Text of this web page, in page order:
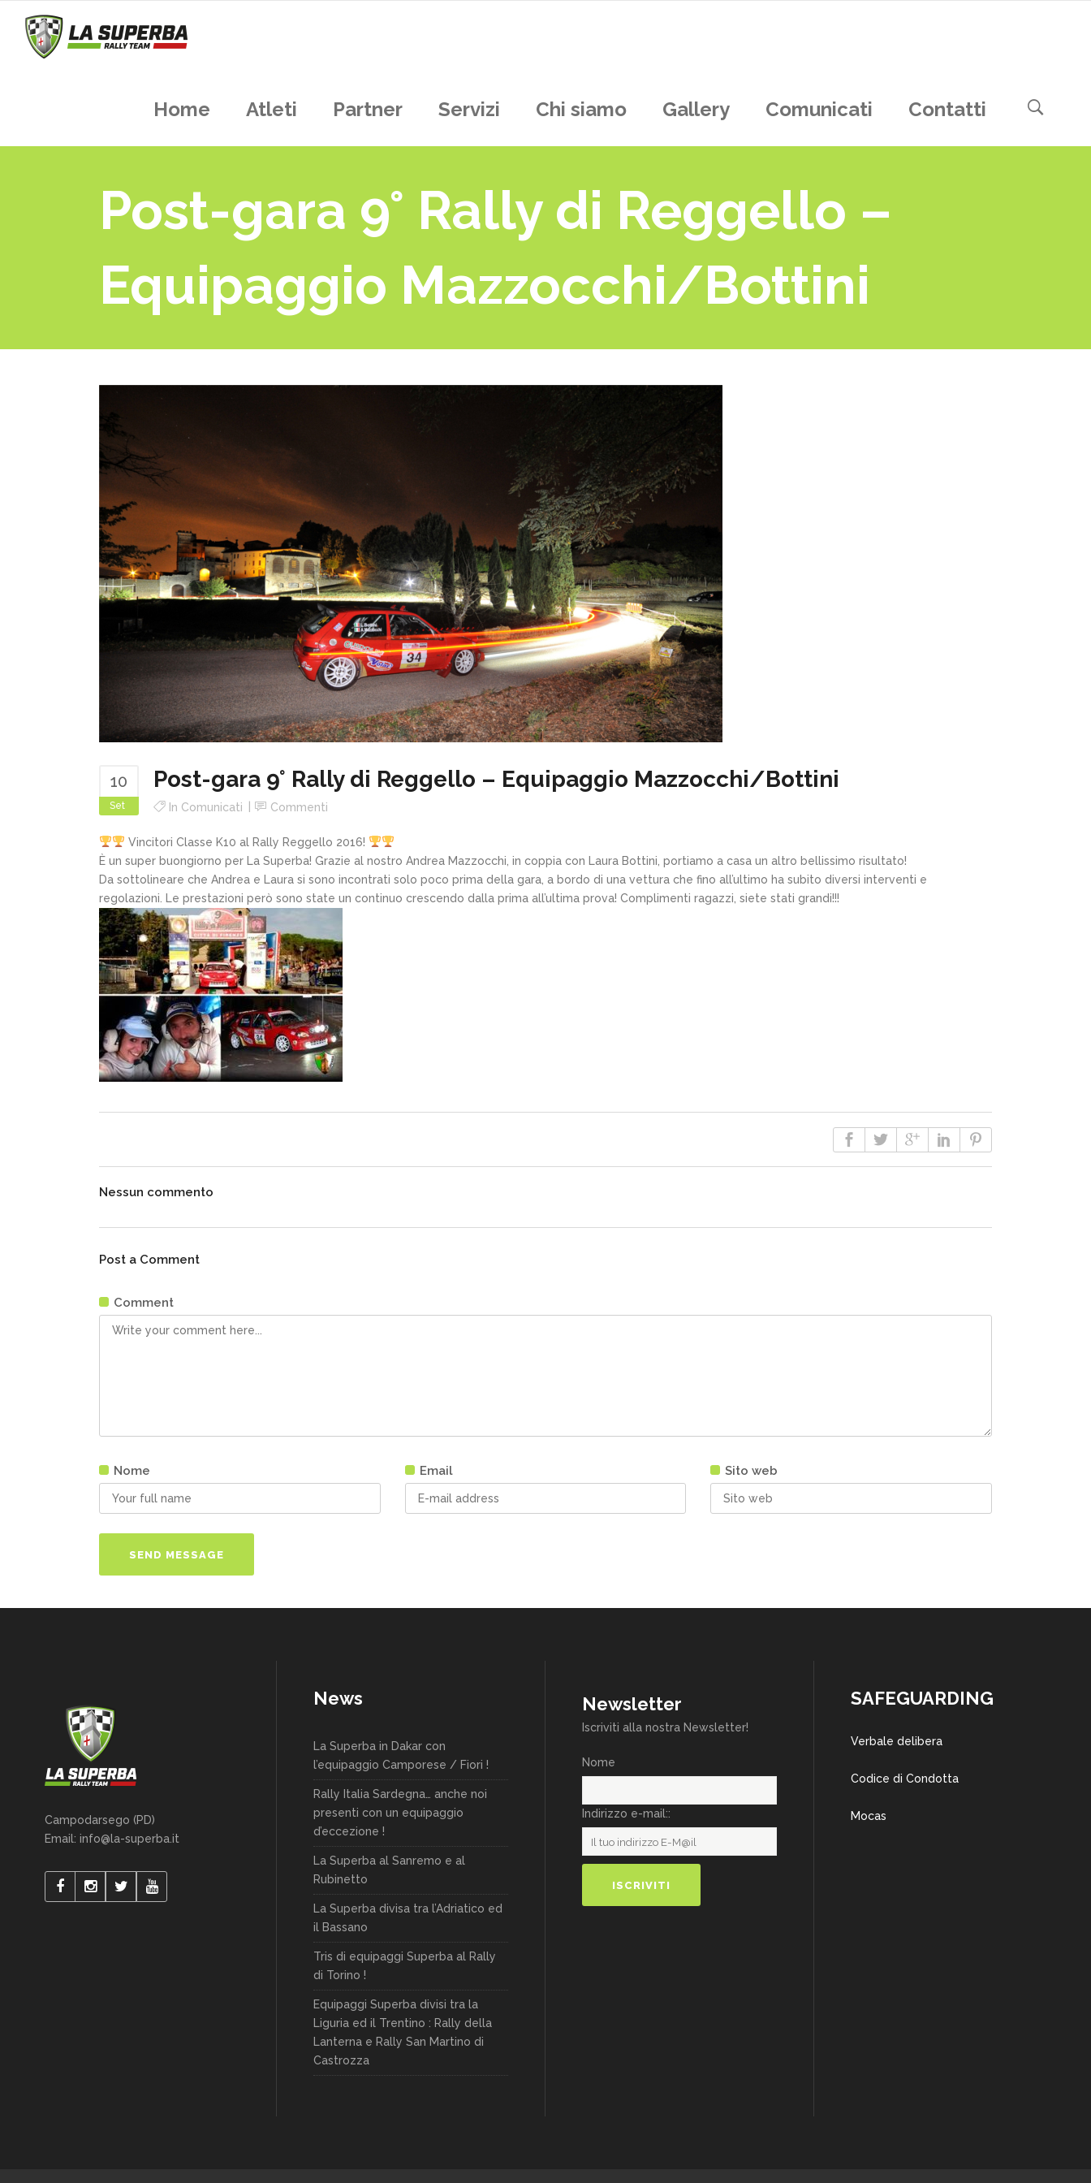
Home Atleti Partner Servizi Chi siamo Gallery Comunicati Contatti
Post-gara 9° Rally di Reggello –
Equipaggio Mazzocchi/Bottini
10
Set
Post-gara 9° Rally di Reggello – Equipaggio Mazzocchi/Bottini
In Comunicati Commenti
Vincitori Classe K10 al Rally Reggello 2016!
È un super buongiorno per La Superba! Grazie al nostro Andrea Mazzocchi, in coppia con Laura Bottini, portiamo a casa un altro bellissimo risultato!
Da sottolineare che Andrea e Laura si sono incontrati solo poco prima della gara, a bordo di una vettura che fino all’ultimo ha subito diversi interventi e
regolazioni. Le prestazioni però sono state un continuo crescendo dalla prima all’ultima prova! Complimenti ragazzi, siete stati grandi!!!
Nessun commento
Post a Comment
Comment
Nome Email Sito web
Campodarsego (PD)
Email: info@la-superba.it
News
La Superba in Dakar con
l’equipaggio Camporese / Fiori !
Rally Italia Sardegna… anche noi
presenti con un equipaggio
d’eccezione !
La Superba al Sanremo e al
Rubinetto
La Superba divisa tra l’Adriatico ed
il Bassano
Tris di equipaggi Superba al Rally
di Torino !
Equipaggi Superba divisi tra la
Liguria ed il Trentino : Rally della
Lanterna e Rally San Martino di
Castrozza
Newsletter
Iscriviti alla nostra Newsletter!
Nome
Indirizzo e-mail::
SAFEGUARDING
Verbale delibera
Codice di Condotta
Mocas